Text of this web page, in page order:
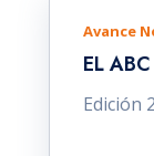
Avance
EL
Edición